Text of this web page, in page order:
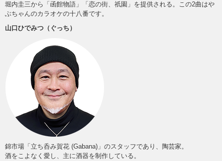
堀内圭三から「函館物語」「恋の街、祇園」を提供される。この2曲はや
ぶちゃんのカラオケの十八番です。
山口ひでみつ（ぐっち）
錦市場「立ち呑み賀花 (Gabana)」のスタッフであり、陶芸家。
酒をこよなく愛し、主に酒器を制作している。